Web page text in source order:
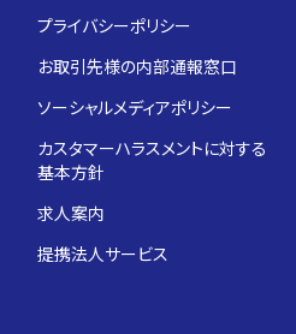
プライバシーポリシー
お取引先様の内部通報窓口
ソーシャルメディアポリシー
カスタマーハラスメントに対する
基本方針
求人案内
提携法人サービス